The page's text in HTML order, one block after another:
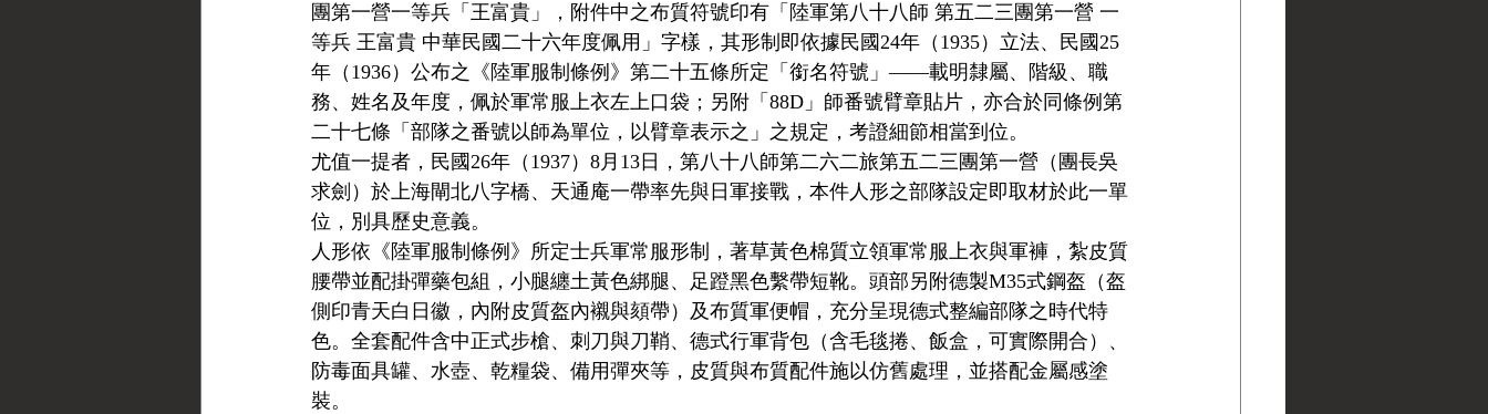
團第一營一等兵「王富貴」，附件中之布質符號印有「陸軍第八十八師 第五二三團第一營 一
等兵 王富貴 中華民國二十六年度佩用」字樣，其形制即依據民國24年（1935）立法、民國25
年（1936）公布之《陸軍服制條例》第二十五條所定「銜名符號」——載明隸屬、階級、職
務、姓名及年度，佩於軍常服上衣左上口袋；另附「88D」師番號臂章貼片，亦合於同條例第
二十七條「部隊之番號以師為單位，以臂章表示之」之規定，考證細節相當到位。
尤值一提者，民國26年（1937）8月13日，第八十八師第二六二旅第五二三團第一營（團長吳
求劍）於上海閘北八字橋、天通庵一帶率先與日軍接戰，本件人形之部隊設定即取材於此一單
位，別具歷史意義。
人形依《陸軍服制條例》所定士兵軍常服形制，著草黃色棉質立領軍常服上衣與軍褲，紮皮質
腰帶並配掛彈藥包組，小腿纏土黃色綁腿、足蹬黑色繫帶短靴。頭部另附德製M35式鋼盔（盔
側印青天白日徽，內附皮質盔內襯與頦帶）及布質軍便帽，充分呈現德式整編部隊之時代特
色。全套配件含中正式步槍、刺刀與刀鞘、德式行軍背包（含毛毯捲、飯盒，可實際開合）、
防毒面具罐、水壺、乾糧袋、備用彈夾等，皮質與布質配件施以仿舊處理，並搭配金屬感塗
裝。